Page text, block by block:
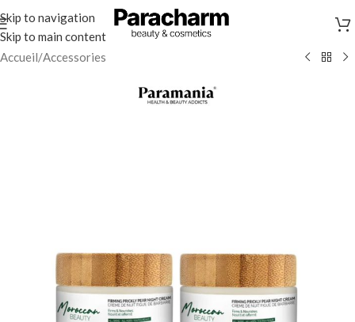
Skip to navigation
Skip to main content
Accueil/Accessories